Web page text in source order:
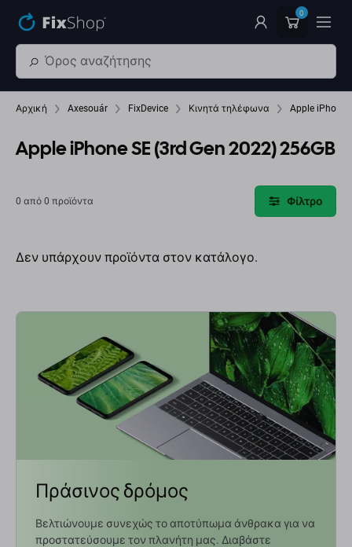
0
Αρχική Axesouár FixDevice Κινητά τηλέφωνα Apple iPhone
Apple iPhone SE (3rd Gen 2022) 256GB
0 από 0 προϊόντα Φίλτρο
Δεν υπάρχουν προϊόντα στον κατάλογο.
Πράσινος δρόμος
Βελτιώνουμε συνεχώς το αποτύπωμα άνθρακα για να
προστατεύσουμε τον πλανήτη μας. Διαβάστε